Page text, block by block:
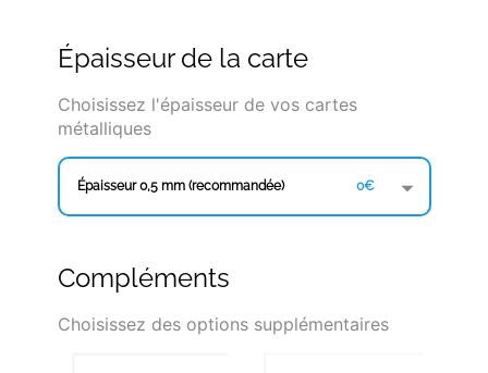
Épaisseur de la carte
Choisissez l'épaisseur de vos cartes
métalliques
Épaisseur 0,5 mm (recommandée) 0€
Compléments
Choisissez des options supplémentaires